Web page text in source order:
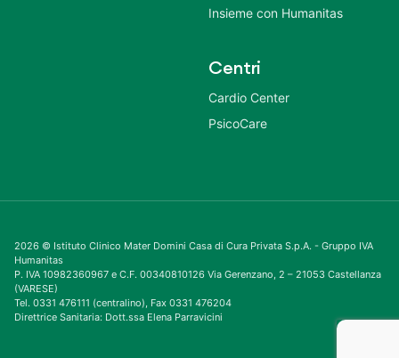
Insieme con Humanitas
Centri
Cardio Center
PsicoCare
2026 © Istituto Clinico Mater Domini Casa di Cura Privata S.p.A. - Gruppo IVA
Humanitas
P. IVA 10982360967 e C.F. 00340810126 Via Gerenzano, 2 – 21053 Castellanza
(VARESE)
Tel. 0331 476111 (centralino), Fax 0331 476204
Direttrice Sanitaria: Dott.ssa Elena Parravicini